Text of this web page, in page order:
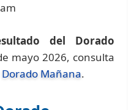
del Dorado
mayo 2026, consulta
Dorado Mañana.